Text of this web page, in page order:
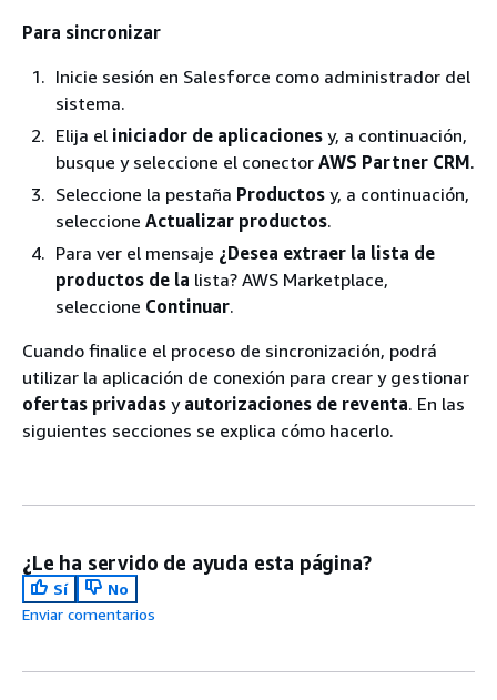
Para sincronizar
Inicie sesión en Salesforce como administrador del
sistema.
Elija el iniciador de aplicaciones y, a continuación,
busque y seleccione el conector AWS Partner CRM.
Seleccione la pestaña Productos y, a continuación,
seleccione Actualizar productos.
Para ver el mensaje ¿Desea extraer la lista de
productos de la lista? AWS Marketplace,
seleccione Continuar.
Cuando finalice el proceso de sincronización, podrá
utilizar la aplicación de conexión para crear y gestionar
ofertas privadas y autorizaciones de reventa. En las
siguientes secciones se explica cómo hacerlo.
¿Le ha servido de ayuda esta página?
Sí
No
Enviar comentarios